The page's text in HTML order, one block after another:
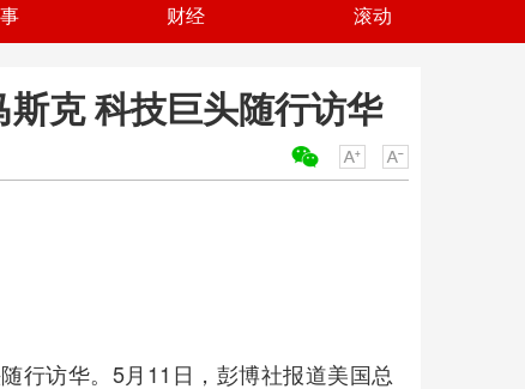
财经 滚动
克 科技巨头随行访华
行访华。5月11日，彭博社报道美国总